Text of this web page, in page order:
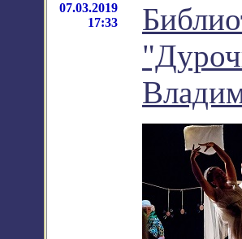
07.03.2019
17:33